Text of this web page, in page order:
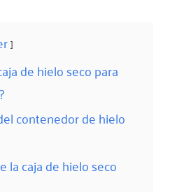
de hielo seco para
contenedor de hielo
la caja de hielo seco